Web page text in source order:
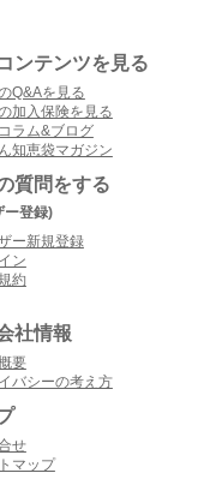
ンテンツを見る
Q&Aを見る
加入保険を見る
ラム&ブログ
知恵袋マガジン
質問をする
ー登録)
ー新規登録
ン
約
社情報
要
バシーの考え方
せ
マップ